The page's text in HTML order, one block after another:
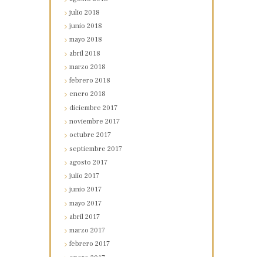
julio2018
junio2018
mayo2018
abril2018
marzo2018
febrero2018
enero2018
diciembre2017
noviembre2017
octubre2017
septiembre2017
agosto2017
julio2017
junio2017
mayo2017
abril2017
marzo2017
febrero2017